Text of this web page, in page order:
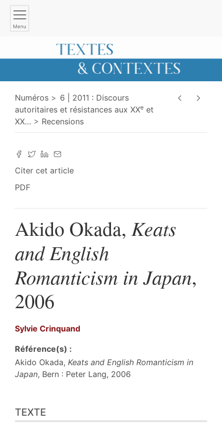
Menu
Numéros
6 | 2011 : Discours
autoritaires et résistances aux XXe et
XX… Recensions
Citer cet article
PDF
Akido Okada, Keats
and English
Romanticism in Japan,
2006
Sylvie Crinquand
Référence(s) :
Akido Okada, Keats and English Romanticism in
Japan, Bern : Peter Lang, 2006
Citer cet article
Auteur
TEXTE